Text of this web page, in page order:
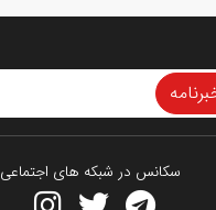
سکانس در شبکه های اجتماعی